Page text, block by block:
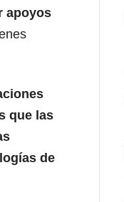
apoyos
que las
de